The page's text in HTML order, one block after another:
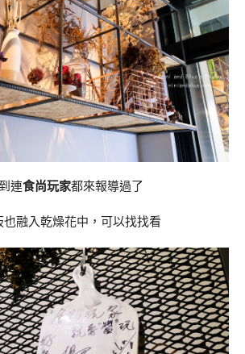
連食尚玩家都來報導過了
也融入乾燥花中，可以找找看